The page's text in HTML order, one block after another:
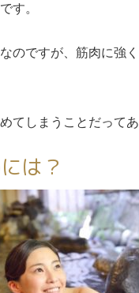
す。
のですが、筋肉に強
てしまうことだってあ
は？